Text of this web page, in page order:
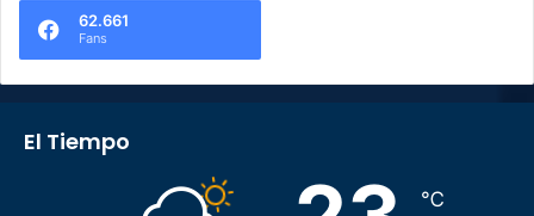
62.661
Fans
El Tiempo
℃